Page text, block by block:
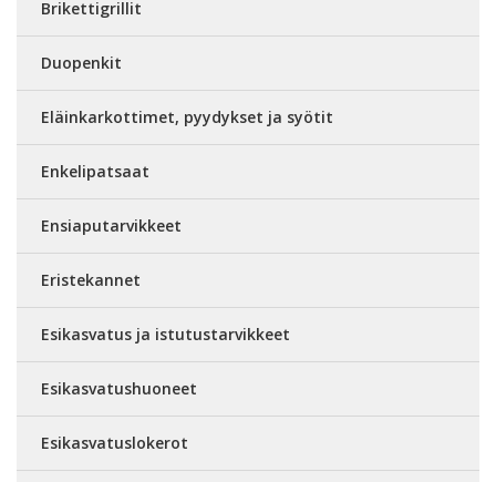
Brikettigrillit
Duopenkit
Eläinkarkottimet, pyydykset ja syötit
Enkelipatsaat
Ensiaputarvikkeet
Eristekannet
Esikasvatus ja istutustarvikkeet
Esikasvatushuoneet
Esikasvatuslokerot